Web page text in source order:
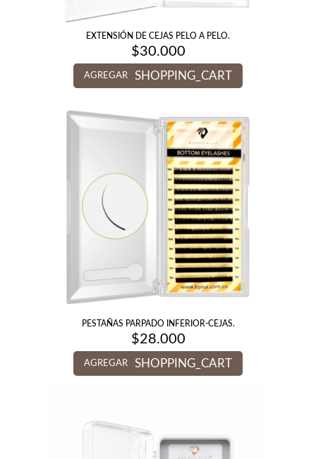
EXTENSIÓN DE CEJAS PELO A PELO.
$30.000
AGREGAR SHOPPING_CART
PESTAÑAS PARPADO INFERIOR-CEJAS.
$28.000
AGREGAR SHOPPING_CART